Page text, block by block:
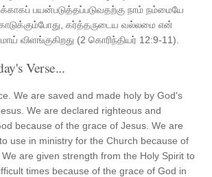
பயன்படுத்தப்படுவதற்கு நாம் நம்மையே
​​கர்த்தருடைய வல்லமை என்
விளங்குகிறது (2 கொரிந்தியர் 12:9-11).
Verse...
We are saved and made holy by God's
We are declared righteous and
because of the grace of Jesus. We are
use in ministry for the Church because of
are given strength from the Holy Spirit to
times because of the grace of God in